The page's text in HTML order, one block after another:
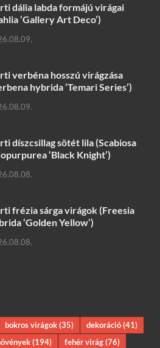
dália labda formájú virágai
‘Gallery Art Deco’)
verbéna hosszú virágzása
hybrida ‘Temari Series’)
díszcsillag sötét lila (Scabiosa
‘Black Knight’)
frézia sárga virágok (Freesia
‘Golden Yellow’)
bokros virágok(35) dekoráció(41)
(194) fehér virág(76)